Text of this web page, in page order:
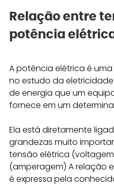
Relação entre
potência
A potência elétrica é
no estudo da
de energia que um
fornece em um
Ela está diretamente
grandezas muito
tensão elétrica
(amperagem) A relação
é expressa pela